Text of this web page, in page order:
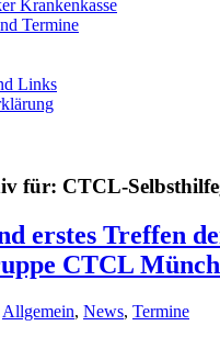
Krankenkasse
Termine
Links
für: CTCL-
erstes Treffen
CTCL
Allgemein, News, Termine